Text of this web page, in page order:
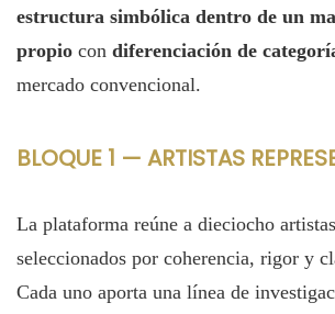
estructura simbólica dentro de un
propio con diferenciación de
mercado convencional.
BLOQUE 1 — ARTISTAS
La plataforma reúne a dieciocho
seleccionados por coherencia, rigor y
Cada uno aporta una línea de